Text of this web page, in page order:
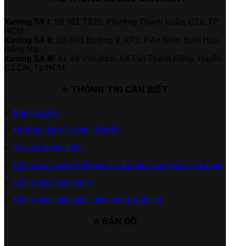
Báo giá cửa
Hướng dẫn sử dụng nội thất
Tư vấn phong thủy
Chính sách bảo vệ thông tin cá nhân của người tiêu dùng
Chính sách bảo hành
Chính sách đặt hàng, giao hàng & đổi trả